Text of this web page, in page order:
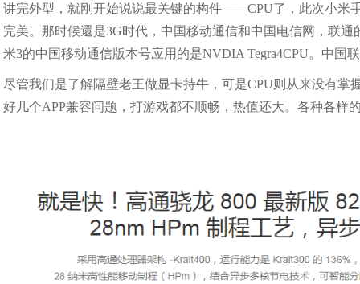
讲完外型，就刚开始说说最关键的构件——CPU了，此次小米
完美。那时候還是3G时代，中国移动通信和中国电信网，联
米3的中国移动通信版本号应用的是NVDIA Tegra4CPU。中国
尽管我们是了解隔壁老王做显卡持牛，可是CPU则从来没有
好几个APP兼容问题，打游戏都不顺畅，热值还大。各种各样